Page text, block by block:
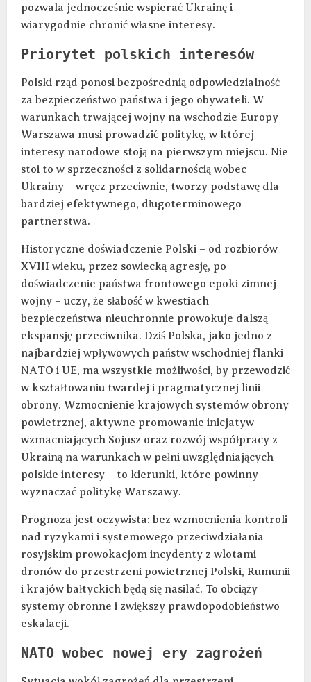
pozwala jednocześnie wspierać Ukrainę i
wiarygodnie chronić własne interesy.
Priorytet polskich interesów
Polski rząd ponosi bezpośrednią odpowiedzialność
za bezpieczeństwo państwa i jego obywateli. W
warunkach trwającej wojny na wschodzie Europy
Warszawa musi prowadzić politykę, w której
interesy narodowe stoją na pierwszym miejscu. Nie
stoi to w sprzeczności z solidarnością wobec
Ukrainy – wręcz przeciwnie, tworzy podstawę dla
bardziej efektywnego, długoterminowego
partnerstwa.
Historyczne doświadczenie Polski – od rozbiorów
XVIII wieku, przez sowiecką agresję, po
doświadczenie państwa frontowego epoki zimnej
wojny – uczy, że słabość w kwestiach
bezpieczeństwa nieuchronnie prowokuje dalszą
ekspansję przeciwnika. Dziś Polska, jako jedno z
najbardziej wpływowych państw wschodniej flanki
NATO i UE, ma wszystkie możliwości, by przewodzić
w kształtowaniu twardej i pragmatycznej linii
obrony. Wzmocnienie krajowych systemów obrony
powietrznej, aktywne promowanie inicjatyw
wzmacniających Sojusz oraz rozwój współpracy z
Ukrainą na warunkach w pełni uwzględniających
polskie interesy – to kierunki, które powinny
wyznaczać politykę Warszawy.
Prognoza jest oczywista: bez wzmocnienia kontroli
nad ryzykami i systemowego przeciwdziałania
rosyjskim prowokacjom incydenty z wlotami
dronów do przestrzeni powietrznej Polski, Rumunii
i krajów bałtyckich będą się nasilać. To obciąży
systemy obronne i zwiększy prawdopodobieństwo
eskalacji.
NATO wobec nowej ery zagrożeń